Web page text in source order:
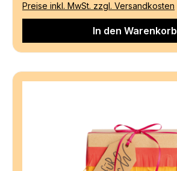
Preise inkl. MwSt. zzgl. Versandkosten
In den Warenkorb